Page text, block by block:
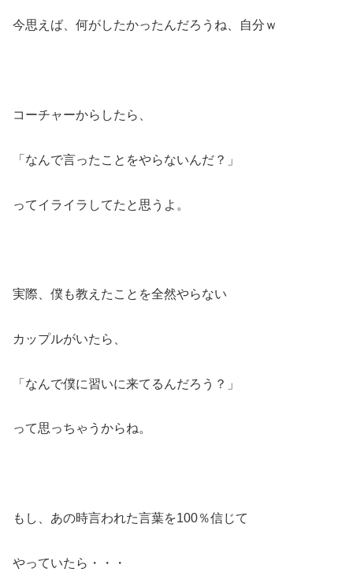
今思えば、何がしたかったんだろうね、自分ｗ
コーチャーからしたら、
「なんで言ったことをやらないんだ？」
ってイライラしてたと思うよ。
実際、僕も教えたことを全然やらない
カップルがいたら、
「なんで僕に習いに来てるんだろう？」
って思っちゃうからね。
もし、あの時言われた言葉を100％信じて
やっていたら・・・